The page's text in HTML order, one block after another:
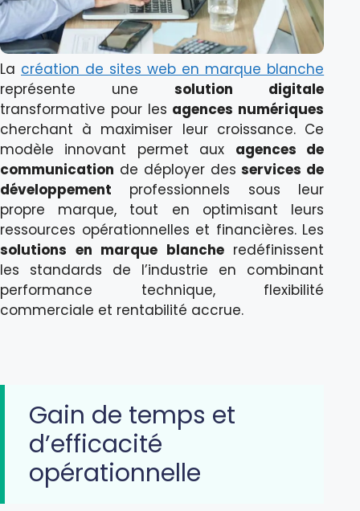
La création de sites web en marque blanche
représente unesolution digitale
transformative pour les agences numériques
cherchant à maximiser leur croissance. Ce
modèle innovant permet aux agences de
communication de déployer desservices de
développement professionnels sous leur
propre marque, tout en optimisant leurs
ressources opérationnelles et financières. Les
solutions en marque blancheredéfinissent
les standards de l’industrie en combinant
performance technique, flexibilité
commerciale et rentabilité accrue.
Gain de temps et
d’efficacité
opérationnelle